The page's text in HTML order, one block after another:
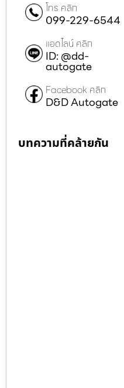
โทร คลิก
099-229-6544
แอดไลน์ คลิก
ID: @dd-
autogate
Facebook คลิก
D&D Autogate
บทความที่คล้ายกัน